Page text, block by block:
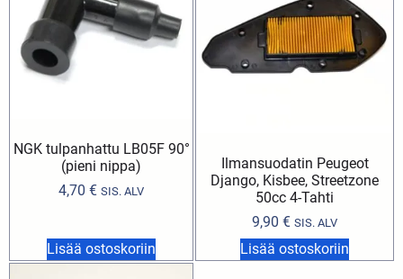
NGK tulpanhattu LB05F 90°
(pieni nippa)
4,70 € SIS. ALV
Lisää ostoskoriin
Ilmansuodatin Peugeot
Django, Kisbee, Streetzone
50cc 4-Tahti
9,90 € SIS. ALV
Lisää ostoskoriin